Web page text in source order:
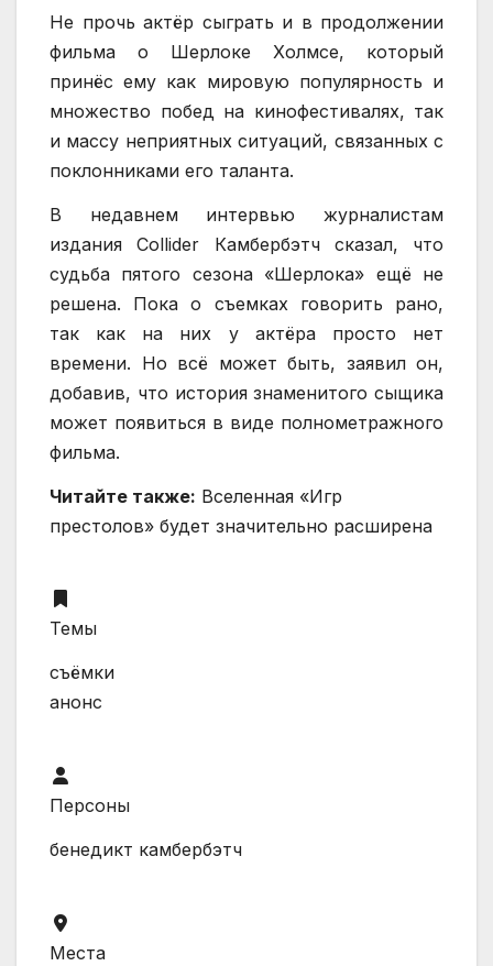
Не прочь актёр сыграть и в продолжении
фильма о Шерлоке Холмсе, который
принёс ему как мировую популярность и
множество побед на кинофестивалях, так
и массу неприятных ситуаций, связанных с
поклонниками его таланта.
В недавнем интервью журналистам
издания Collider Камбербэтч сказал, что
судьба пятого сезона «Шерлока» ещё не
решена. Пока о съемках говорить рано,
так как на них у актёра просто нет
времени. Но всё может быть, заявил он,
добавив, что история знаменитого сыщика
может появиться в виде полнометражного
фильма.
Читайте также: Вселенная «Игр
престолов» будет значительно расширена
Темы
съёмки
анонс
Персоны
бенедикт камбербэтч
Места